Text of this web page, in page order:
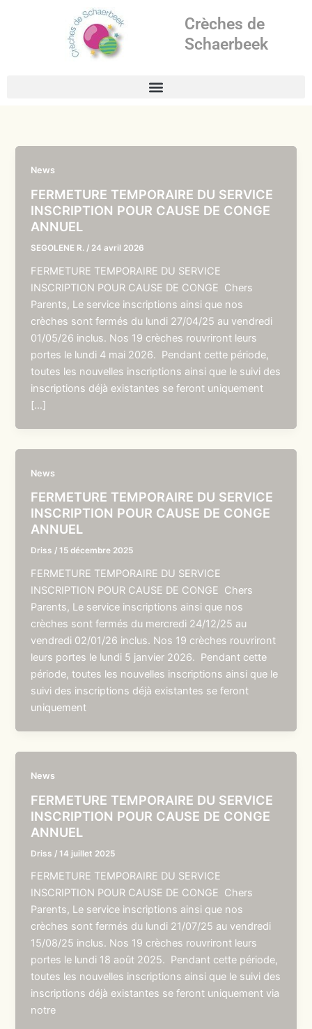
Crèches de
Schaerbeek
News
FERMETURE TEMPORAIRE DU SERVICE
INSCRIPTION POUR CAUSE DE CONGE
ANNUEL
SEGOLENE R. / 24 avril 2026
FERMETURE TEMPORAIRE DU SERVICE
INSCRIPTION POUR CAUSE DE CONGE Chers
Parents, Le service inscriptions ainsi que nos
crèches sont fermés du lundi 27/04/25 au vendredi
01/05/26 inclus. Nos 19 crèches rouvriront leurs
portes le lundi 4 mai 2026. Pendant cette période,
toutes les nouvelles inscriptions ainsi que le suivi des
inscriptions déjà existantes se feront uniquement
[…]
News
FERMETURE TEMPORAIRE DU SERVICE
INSCRIPTION POUR CAUSE DE CONGE
ANNUEL
Driss /15 décembre 2025
FERMETURE TEMPORAIRE DU SERVICE
INSCRIPTION POUR CAUSE DE CONGE Chers
Parents, Le service inscriptions ainsi que nos
crèches sont fermés du mercredi 24/12/25 au
vendredi 02/01/26 inclus. Nos 19 crèches rouvriront
leurs portes le lundi 5 janvier 2026. Pendant cette
période, toutes les nouvelles inscriptions ainsi que le
suivi des inscriptions déjà existantes se feront
uniquement
News
FERMETURE TEMPORAIRE DU SERVICE
INSCRIPTION POUR CAUSE DE CONGE
ANNUEL
Driss /14 juillet 2025
FERMETURE TEMPORAIRE DU SERVICE
INSCRIPTION POUR CAUSE DE CONGE Chers
Parents, Le service inscriptions ainsi que nos
crèches sont fermés du lundi 21/07/25 au vendredi
15/08/25 inclus. Nos 19 crèches rouvriront leurs
portes le lundi 18 août 2025. Pendant cette période,
toutes les nouvelles inscriptions ainsi que le suivi des
inscriptions déjà existantes se feront uniquement via
notre